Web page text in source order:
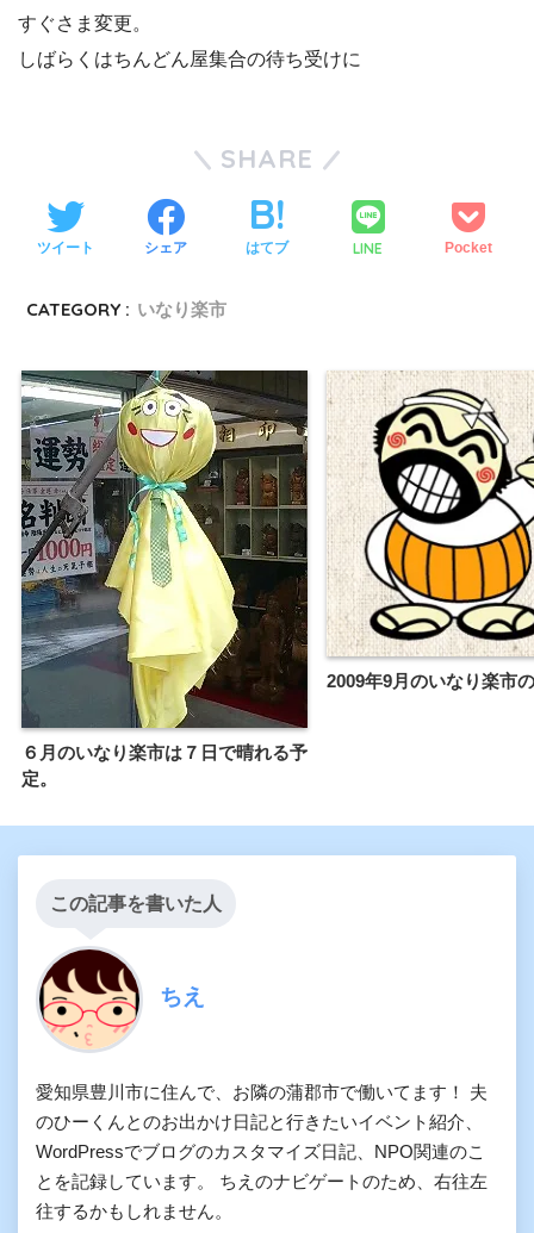
すぐさま変更。
しばらくはちんどん屋集合の待ち受けに
SHARE
ツイート シェア はてブ LINE Pocket
CATEGORY : いなり楽市
６月のいなり楽市は７日で晴れる予
定。
2009年9月のいなり楽市
この記事を書いた人
ちえ
愛知県豊川市に住んで、お隣の蒲郡市で働いてます！ 夫
のひーくんとのお出かけ日記と行きたいイベント紹介、
WordPressでブログのカスタマイズ日記、NPO関連のこ
とを記録しています。 ちえのナビゲートのため、右往左
往するかもしれません。